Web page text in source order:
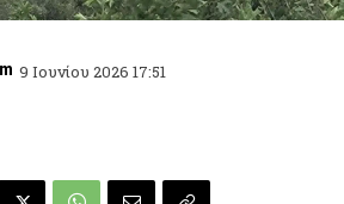
9 Ιουνίου 2026 17:51